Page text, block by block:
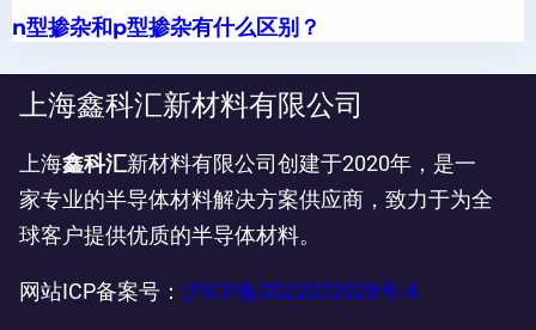
n型掺杂和p型掺杂有什么区别？
上海鑫科汇新材料有限公司
上海鑫科汇新材料有限公司创建于2020年，是一
家专业的半导体材料解决方案供应商，致力于为全
球客户提供优质的半导体材料。
网站ICP备案号： 沪ICP备2022022028号-4